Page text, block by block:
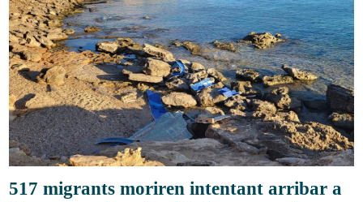
517 migrants moriren intentant arribar a